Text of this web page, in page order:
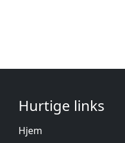
Hurtige links
Hjem